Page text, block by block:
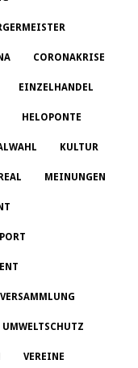
CORONAKRISE
EINZELHANDEL
HELOPONTE
KULTUR
MEINUNGEN
UMWELTSCHUTZ
VEREINE